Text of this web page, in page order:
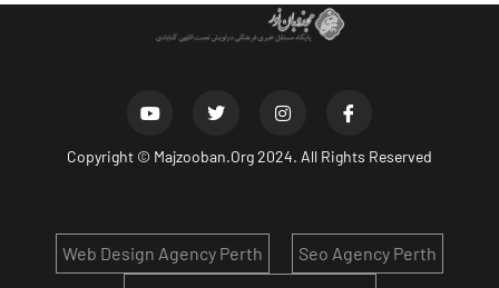
Copyright © Majzooban.Org2024. All Rights Reserved
Seo Agency Perth
Web Design Agency Perth